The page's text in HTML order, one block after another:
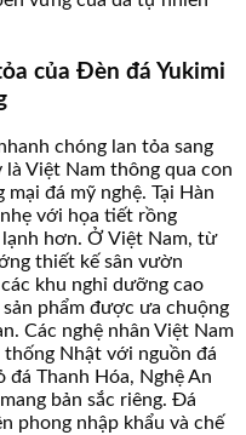
của Đèn đá Yukimi
chóng lan tỏa sang
là Việt Nam thông qua con
đá mỹ nghệ. Tại Hàn
với họa tiết rồng
hơn. Ở Việt Nam, từ
thiết kế sân vườn
khu nghỉ dưỡng cao
phẩm được ưa chuộng
Các nghệ nhân Việt Nam
Nhật với nguồn đá
Thanh Hóa, Nghệ An
bản sắc riêng. Đá
phong nhập khẩu và chế